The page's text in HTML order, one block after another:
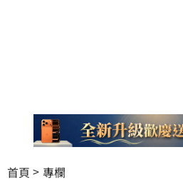
首頁 專欄